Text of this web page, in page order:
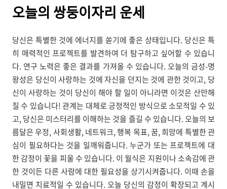
오늘의 쌍둥이자리 운세
당신은 특별한 것에 에너지를 쏟기에 좋은 상태입니다. 당신은 특
히 매력적인 프로젝트를 발견하여 더 탐구하고 싶어할 수 있습니
다. 연구 노력은 좋은 결과를 가져올 수 있습니다. 오늘의 금성-명
왕성은 당신이 사랑하는 것에 자신을 던지는 것에 관한 것이고, 당
신이 사랑하는 것이 당신이 해야 할 일이 아니라면 이것은 산만해
질 수 있습니다! 관계는 대체로 긍정적인 방식으로 소모적일 수 있
고, 당신은 미스터리를 이해하는 것을 즐길 수 있습니다. 오늘의 보
름달은 우정, 사회생활, 네트워크, 행복 목표, 꿈, 희망에 특별한 관
심이 필요하다는 것을 일깨워줍니다. 누군가 또는 프로젝트에 대
한 감정이 꽃을 피울 수 있습니다. 이 월식은 지원이나 소속감에 관
한 것이든 다른 사람에 대한 필요성을 상기시켜줍니다. 이때 손을
내밀면 치료적일 수 있습니다. 오늘 당신의 감정이 확장되고 계시